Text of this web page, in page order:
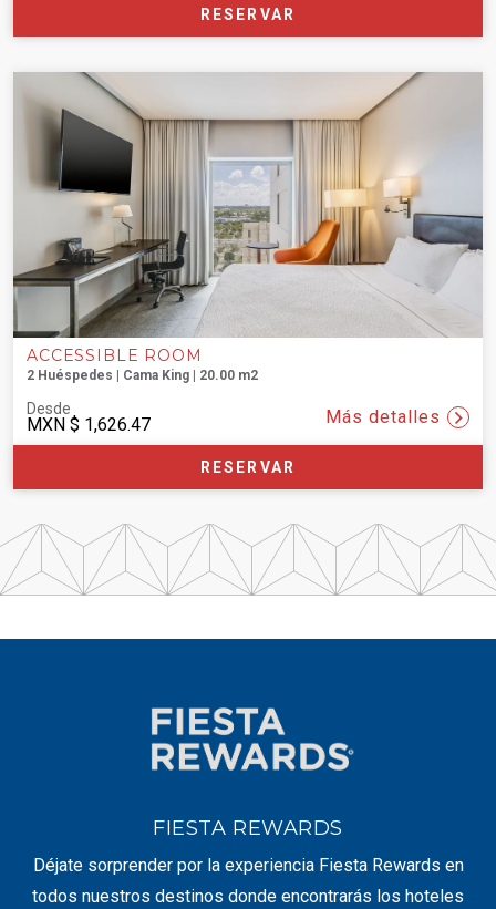
RESERVAR
ACCESSIBLE ROOM
2 Huéspedes | Cama King | 20.00 m2
Desde
MXN $ 1,626.47 Más detalles
RESERVAR
FIESTA REWARDS
Déjate sorprender por la experiencia Fiesta Rewards en
todos nuestros destinos donde encontrarás los hoteles